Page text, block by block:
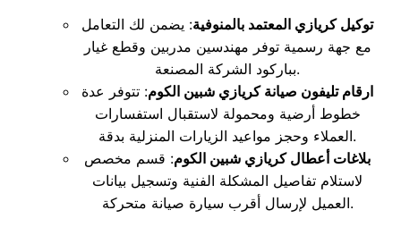
توكيل كريازي المعتمد بالمنوفية: يضمن لك التعامل
مع جهة رسمية توفر مهندسين مدربين وقطع غيار
بباركود الشركة المصنعة.
ارقام تليفون صيانة كريازي شبين الكوم: تتوفر عدة
خطوط أرضية ومحمولة لاستقبال استفسارات
العملاء وحجز مواعيد الزيارات المنزلية بدقة.
بلاغات أعطال كريازي شبين الكوم: قسم مخصص
لاستلام تفاصيل المشكلة الفنية وتسجيل بيانات
العميل لإرسال أقرب سيارة صيانة متحركة.